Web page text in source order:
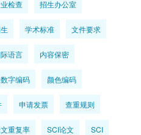
检查 招生办公室
学术标准 文件要求
语言 内容保密
数字编码 颜色编码
申请发票 查重规则
重复率 SCI论文 SCI